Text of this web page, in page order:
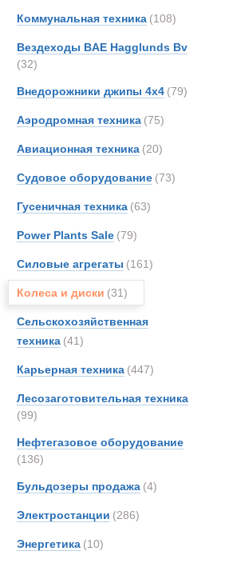
Коммунальная техника (108)
Вездеходы BAE Hagglunds Bv
(32)
Внедорожники джипы 4х4 (79)
Аэродромная техника (75)
Авиационная техника (20)
Судовое оборудование (73)
Гусеничная техника (63)
Power Plants Sale (79)
Силовые агрегаты (161)
Колеса и диски (31)
Сельскохозяйственная
техника (41)
Карьерная техника (447)
Лесозаготовительная техника
(99)
Нефтегазовое оборудование
(136)
Бульдозеры продажа (4)
Электростанции (286)
Энергетика (10)